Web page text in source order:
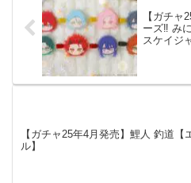
【ガチャ
ーズ‼ み
スケイジ
【ガチャ25年4月発売】鯉人 釣道【
ル】